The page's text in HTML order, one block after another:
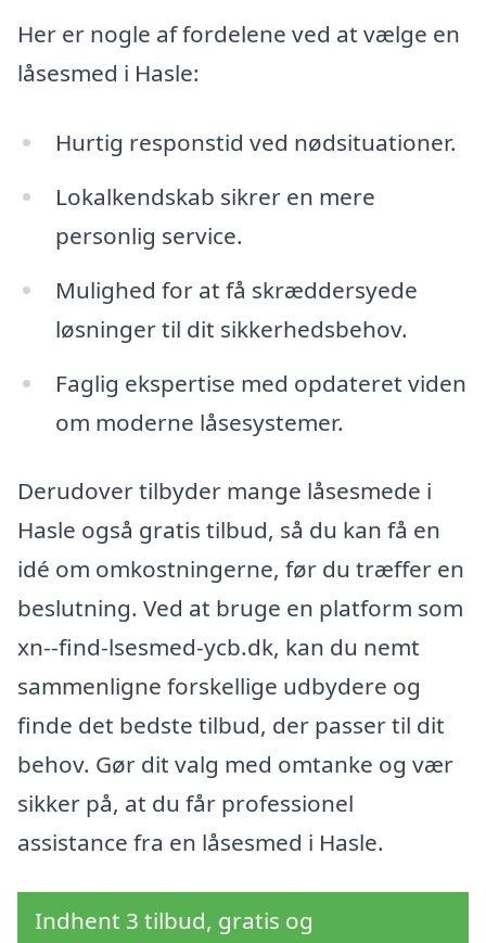
Her er nogle af fordelene ved at vælge en
låsesmed i Hasle:
Hurtig responstid ved nødsituationer.
Lokalkendskab sikrer en mere
personlig service.
Mulighed for at få skræddersyede
løsninger til dit sikkerhedsbehov.
Faglig ekspertise med opdateret viden
om moderne låsesystemer.
Derudover tilbyder mange låsesmede i
Hasle også gratis tilbud, så du kan få en
idé om omkostningerne, før du træffer en
beslutning. Ved at bruge en platform som
xn--find-lsesmed-ycb.dk, kan du nemt
sammenligne forskellige udbydere og
finde det bedste tilbud, der passer til dit
behov. Gør dit valg med omtanke og vær
sikker på, at du får professionel
assistance fra en låsesmed i Hasle.
Indhent 3 tilbud, gratis og